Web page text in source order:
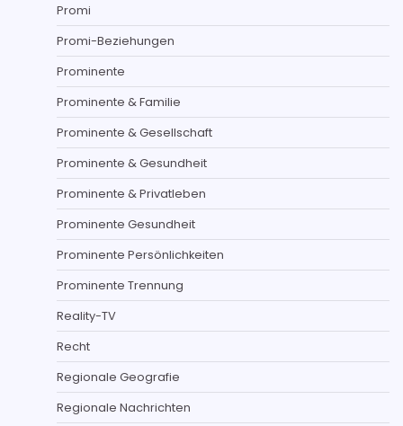
Promi
Promi-Beziehungen
Prominente
Prominente & Familie
Prominente & Gesellschaft
Prominente & Gesundheit
Prominente & Privatleben
Prominente Gesundheit
Prominente Persönlichkeiten
Prominente Trennung
Reality-TV
Recht
Regionale Geografie
Regionale Nachrichten